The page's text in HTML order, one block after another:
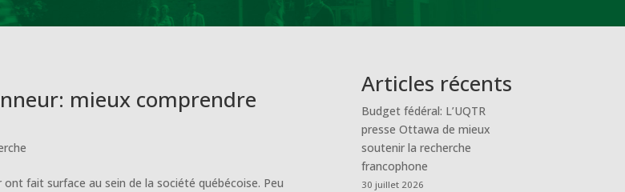
mieux comprendre
ont fait surface au sein de la société québécoise. Peu
Articles récents
Budget fédéral: L’UQTR
presse Ottawa de mieux
soutenir la recherche
francophone
30 juillet 2026